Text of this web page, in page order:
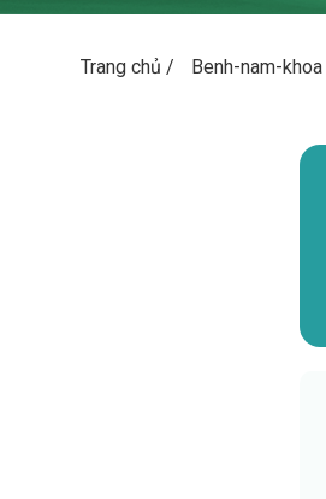
Trang chủ / Benh-nam-khoa